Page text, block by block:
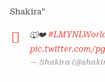
Shakira”
🐺❤️
pic.twitter.com/
— Shakira